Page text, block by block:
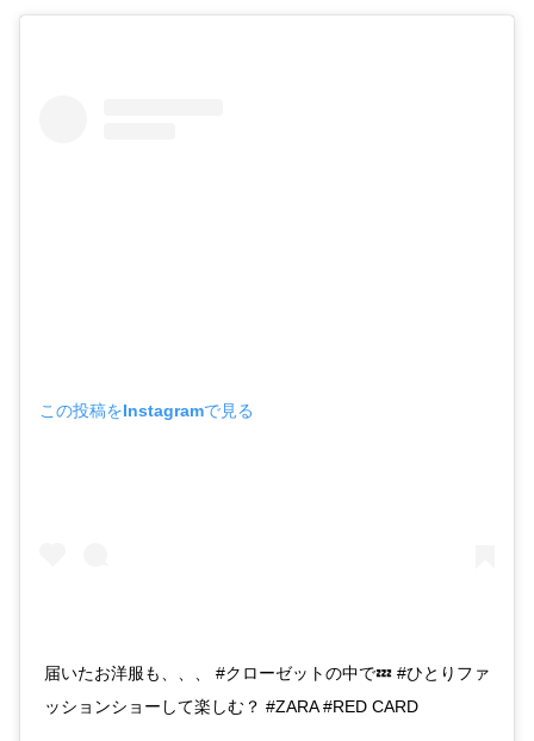
この投稿をInstagramで見る
届いたお洋服も、、、 #クローゼットの中で💤 #ひとりファ
ッションショーして楽しむ？ #ZARA #RED CARD